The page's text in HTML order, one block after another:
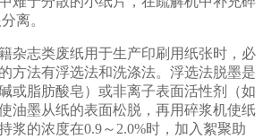
离。
杂志类废纸用于生产印刷用纸张时，必
方法有浮选法和洗涤法。浮选法脱墨是
或脂肪酸皂）或非离子表面活性剂（如
油墨从纸的表面松脱，再用碎浆机使纸
浆的浓度在0.9～2.0%时，加入絮聚助